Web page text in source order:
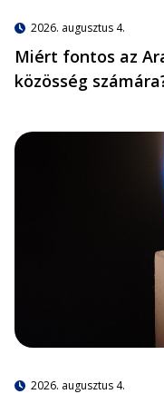
2026. augusztus 4.
Miért fontos az
közösség
2026. augusztus 4.